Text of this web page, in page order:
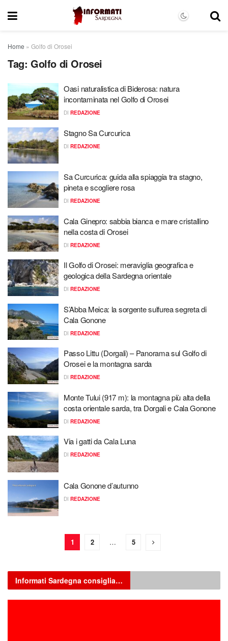
Home » Golfo di Orosei
Tag: Golfo di Orosei
Oasi naturalistica di Biderosa: natura
incontaminata nel Golfo di Orosei
DI REDAZIONE
Stagno Sa Curcurica
DI REDAZIONE
Sa Curcurica: guida alla spiaggia tra stagno,
pineta e scogliere rosa
DI REDAZIONE
Cala Ginepro: sabbia bianca e mare cristallino
nella costa di Orosei
DI REDAZIONE
Il Golfo di Orosei: meraviglia geografica e
geologica della Sardegna orientale
DI REDAZIONE
S’Abba Meica: la sorgente sulfurea segreta di
Cala Gonone
DI REDAZIONE
Passo Littu (Dorgali) – Panorama sul Golfo di
Orosei e la montagna sarda
DI REDAZIONE
Monte Tului (917 m): la montagna più alta della
costa orientale sarda, tra Dorgali e Cala Gonone
DI REDAZIONE
Via i gatti da Cala Luna
DI REDAZIONE
Cala Gonone d’autunno
DI REDAZIONE
1 2 … 5
Informati Sardegna consiglia…